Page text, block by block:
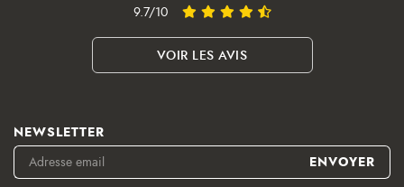
9.7/10
VOIR LES AVIS
NEWSLETTER